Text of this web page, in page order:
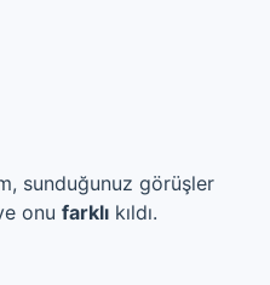
sunduğunuz görüşler
onu farklı kıldı.